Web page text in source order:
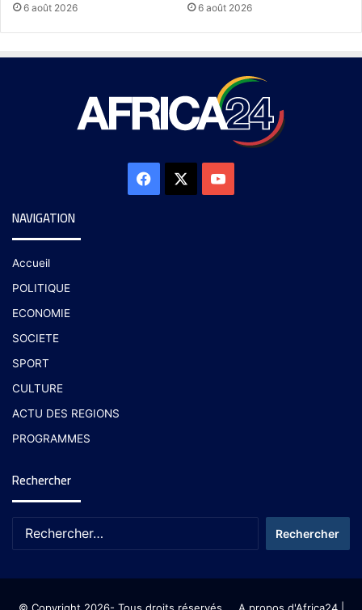
6 août 2026 6 août 2026
NAVIGATION
Accueil
POLITIQUE
ECONOMIE
SOCIETE
SPORT
CULTURE
ACTU DES REGIONS
PROGRAMMES
Rechercher